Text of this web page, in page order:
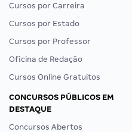
Cursos por Carreira
Cursos por Estado
Cursos por Professor
Oficina de Redação
Cursos Online Gratuitos
CONCURSOS PÚBLICOS EM
DESTAQUE
Concursos Abertos